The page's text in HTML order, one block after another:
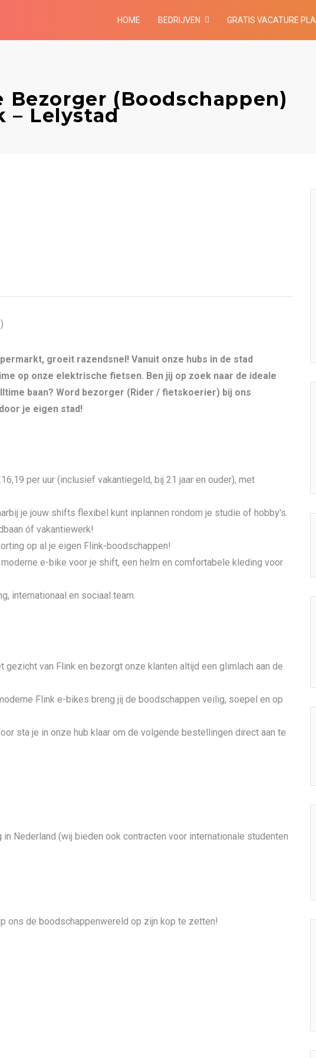
HOME BEDRIJVEN GRATIS VACATURE
Bezorger (Boodschappen)
– Lelystad
groeit razendsnel! Vanuit onze hubs in de stad
op onze elektrische fietsen. Ben jij op zoek naar de ideale
baan? Word bezorger (Rider / fietskoerier) bij ons
je eigen stad!
per uur (inclusief vakantiegeld, bij 21 jaar en ouder), met
je jouw shifts flexibel kunt inplannen rondom je studie of hobby's.
óf vakantiewerk!
op al je eigen Flink-boodschappen!
e-bike voor je shift, een helm en comfortabele kleding voor
internationaal en sociaal team.
gezicht van Flink en bezorgt onze klanten altijd een glimlach aan de
Flink e-bikes breng jij de boodschappen veilig, soepel en op
sta je in onze hub klaar om de volgende bestellingen direct aan te
Nederland (wij bieden ook contracten voor internationale studenten
ons de boodschappenwereld op zijn kop te zetten!